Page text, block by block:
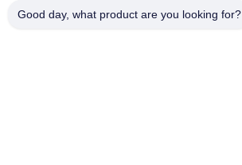
Good day, what product are you looking for?